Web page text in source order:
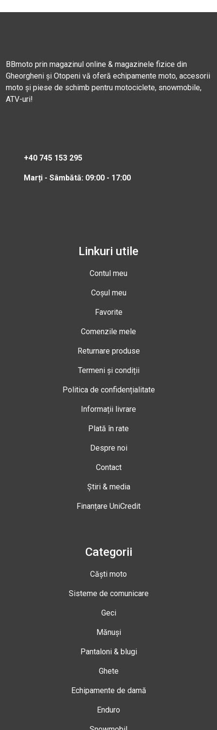
BBmoto prin magazinul online & magazinele fizice din
Gheorgheni și Otopeni vă oferă echipamente moto, accesorii
moto și piese de schimb pentru motociclete, snowmobile,
ATV-uri!
+40 745 153 295
Marți - Sâmbătă: 09:00 - 17:00
Linkuri utile
Contul meu
Coșul meu
Favorite
Comenzile mele
Returnare produse
Termeni și condiții
Politica de confidențialitate
Informații livrare
Plată în rate
Despre noi
Contact
Știri & media
Finanțare UniCredit
Categorii
Căști moto
Sisteme de comunicare
Geci
Mănuși
Pantaloni & blugi
Ghete
Echipamente de damă
Enduro